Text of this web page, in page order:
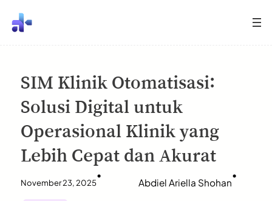
SIM Klinik Otomatisasi:
Solusi Digital untuk
Operasional Klinik yang
Lebih Cepat dan Akurat
November 23, 2025
•
Abdiel Ariella Shohan
•